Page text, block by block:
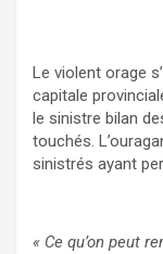
Le violent orage
capitale
le sinistre bilan
touchés.
sinistrés ayant
« Ce qu’on peut